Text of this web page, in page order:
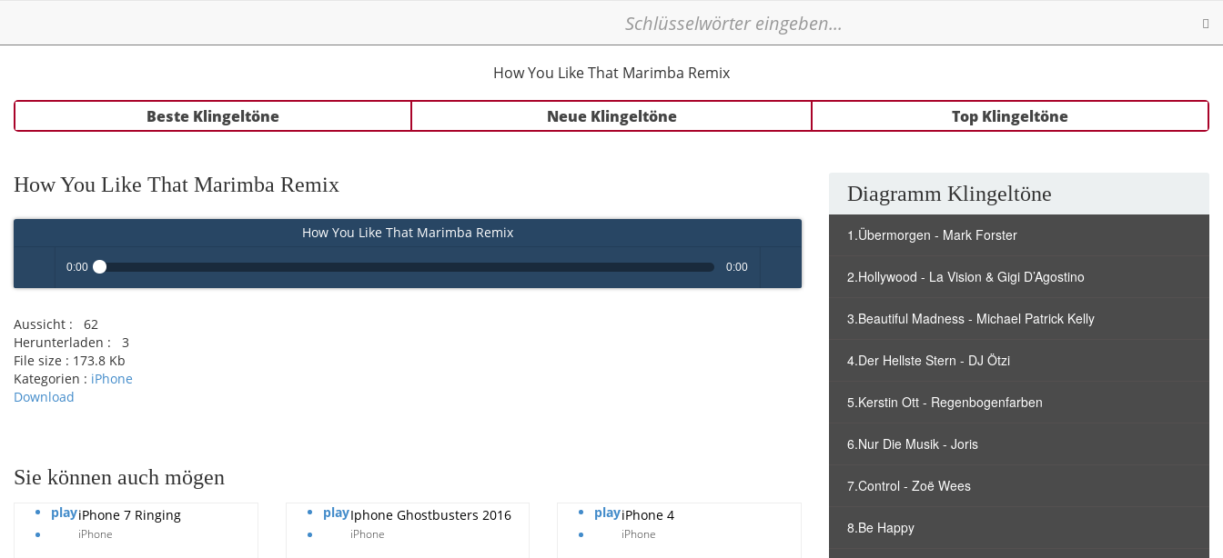
How You Like That Marimba Remix
Beste Klingeltöne Neue Klingeltöne Top Klingeltöne
How You Like That Marimba Remix
How You Like That Marimba Remix
Play /
0:00 0:00
Aussicht :
62
Herunterladen :
3
File size : 173.8 Kb
Kategorien : iPhone
Download
Sie können auch mögen
playiPhone 7 Ringing
iPhone
playIphone Ghostbusters 2016
iPhone
playiPhone 4
iPhone
Diagramm Klingeltöne
1.Übermorgen - Mark Forster
2.Hollywood - La Vision & Gigi D’Agostino
3.Beautiful Madness - Michael Patrick Kelly
4.Der Hellste Stern - DJ Ötzi
5.Kerstin Ott - Regenbogenfarben
6.Nur Die Musik - Joris
7.Control - Zoë Wees
8.Be Happy